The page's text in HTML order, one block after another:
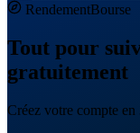
RendementBourse
Tout pour
gratuitement
Créez votre compte en